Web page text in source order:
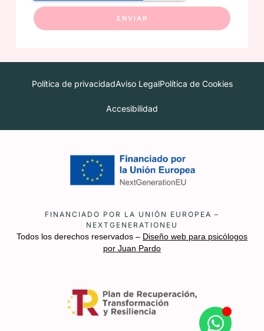
ENVIAR
Política de privacidadAviso LegalPolítica de Cookies
Accesibilidad
FINANCIADO POR LA UNIÓN EUROPEA –
NEXTGENERATIONEU
Todos los derechos reservados – Diseño web para psicólogos
por Juan Pardo